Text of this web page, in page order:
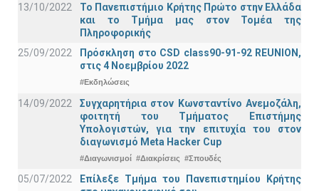
13/10/2022
Το Πανεπιστήμιο Κρήτης Πρώτο στην Ελλάδα
και το Τμήμα μας στον Τομέα της
Πληροφορικής
25/09/2022
Πρόσκληση στο CSD class90-91-92 REUNION,
στις 4 Νοεμβρίου 2022
#Εκδηλώσεις
14/09/2022
Συγχαρητήρια στον Κωνσταντίνο Ανεμοζάλη,
φοιτητή του Τμήματος Επιστήμης
Υπολογιστών, για την επιτυχία του στον
διαγωνισμό Meta Hacker Cup
#Διαγωνισμοί #Διακρίσεις #Σπουδές
05/07/2022
Επίλεξε Τμήμα του Πανεπιστημίου Κρήτης